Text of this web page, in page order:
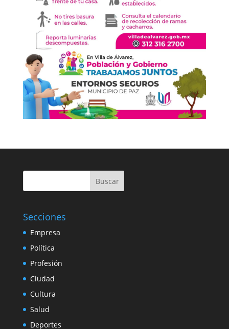
Buscar
Secciones
Empresa
Política
Profesión
Ciudad
Cultura
Salud
Deportes